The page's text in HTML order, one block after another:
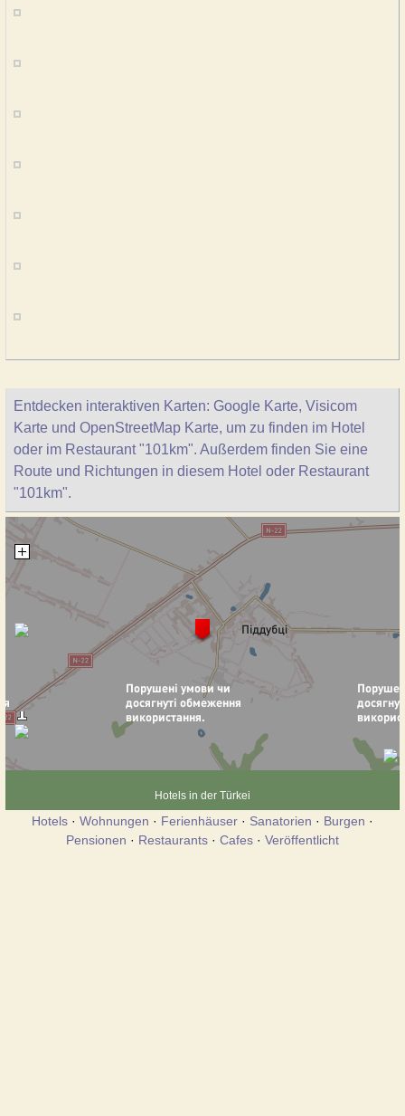
Entdecken interaktiven Karten: Google Karte, Visicom
Karte und OpenStreetMap Karte, um zu finden im Hotel
oder im Restaurant "101km". Außerdem finden Sie eine
Route und Richtungen in diesem Hotel oder Restaurant
"101km".
Hotels in der Türkei
Hotels · Wohnungen · Ferienhäuser · Sanatorien · Burgen ·
Pensionen · Restaurants · Cafes · Veröffentlicht